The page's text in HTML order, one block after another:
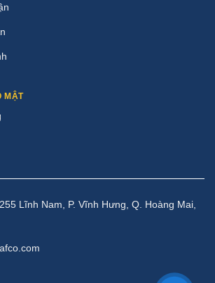
MẬT
Lĩnh Nam, P. Vĩnh Hưng, Q. Hoàng Mai,